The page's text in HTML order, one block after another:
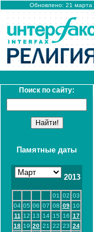
Обновлено: 21 марта
Поиск по сайту:
Памятные даты
2013
01 02 03
04 05 06 07 08 09 10
11
12 13 14 15 16 17
18 19 20 21 22 23 24